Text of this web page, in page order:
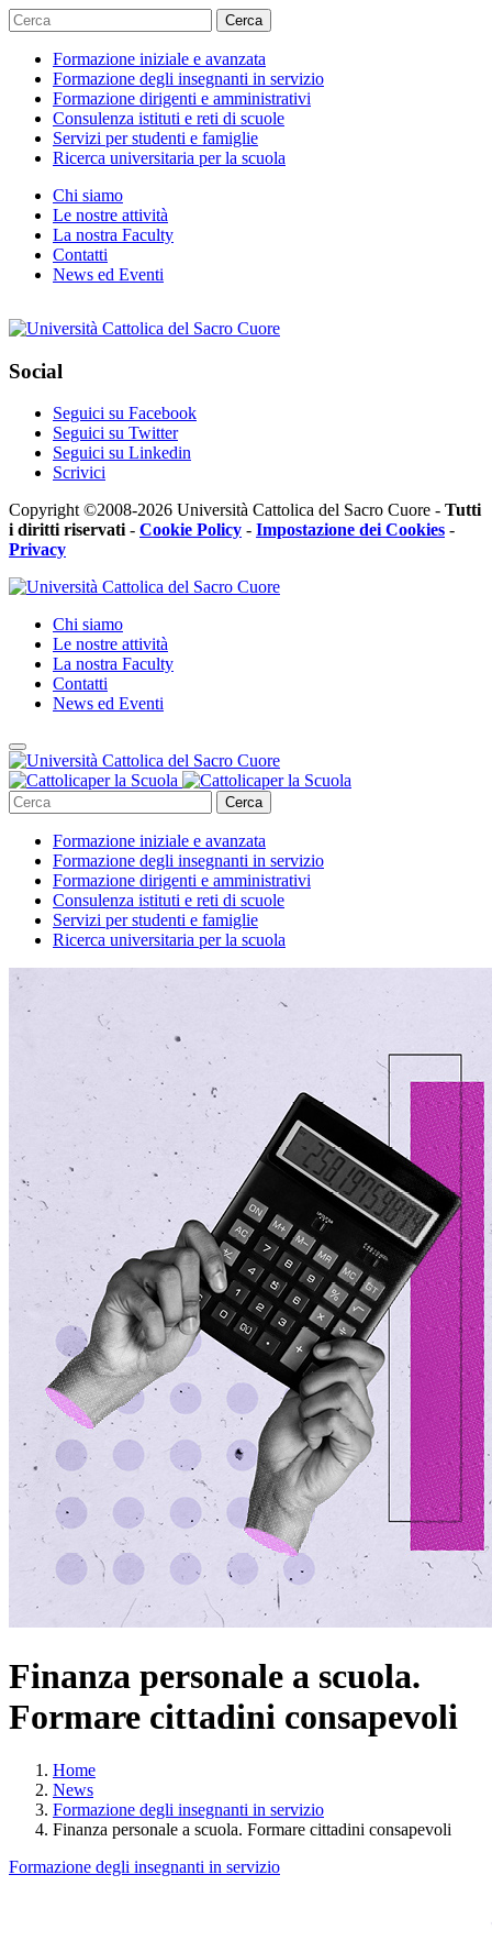
Cerca
Formazione iniziale e avanzata
Formazione degli insegnanti in servizio
Formazione dirigenti e amministrativi
Consulenza istituti e reti di scuole
Servizi per studenti e famiglie
Ricerca universitaria per la scuola
Chi siamo
Le nostre attività
La nostra Faculty
Contatti
News ed Eventi
Social
Seguici su Facebook
Seguici su Twitter
Seguici su Linkedin
Scrivici
Copyright ©2008-2026 Università Cattolica del Sacro Cuore - Tutti
i diritti riservati- Cookie Policy - Impostazione dei Cookies -
Privacy
Chi siamo
Le nostre attività
La nostra Faculty
Contatti
News ed Eventi
Cerca
Formazione iniziale e avanzata
Formazione degli insegnanti in servizio
Formazione dirigenti e amministrativi
Consulenza istituti e reti di scuole
Servizi per studenti e famiglie
Ricerca universitaria per la scuola
Finanza personale a scuola.
Formare cittadini consapevoli
Home
News
Formazione degli insegnanti in servizio
Finanza personale a scuola. Formare cittadini consapevoli
Formazione degli insegnanti in servizio